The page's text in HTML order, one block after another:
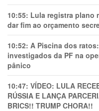
10:55: Lula registra plano
dar fim ao orçamento
10:52: A Piscina dos
investigados da PF na
pânico
10:47: VÍDEO: LULA
RÚSSIA E LANÇA
BRICS!! TRUMP CHORA!!